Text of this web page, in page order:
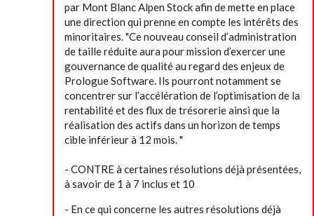
par Mont Blanc Alpen Stock afin de mette en place
une direction qui prenne en compte les intérêts des
minoritaires. "Ce nouveau conseil d’administration
de taille réduite aura pour mission d’exercer une
gouvernance de qualité au regard des enjeux de
Prologue Software. Ils pourront notamment se
concentrer sur l’accélération de l’optimisation de la
rentabilité et des flux de trésorerie ainsi que la
réalisation des actifs dans un horizon de temps
cible inférieur à 12 mois. "
- CONTRE à certaines résolutions déjà présentées,
à savoir de 1 à 7 inclus et 10
- En ce qui concerne les autres résolutions déjà